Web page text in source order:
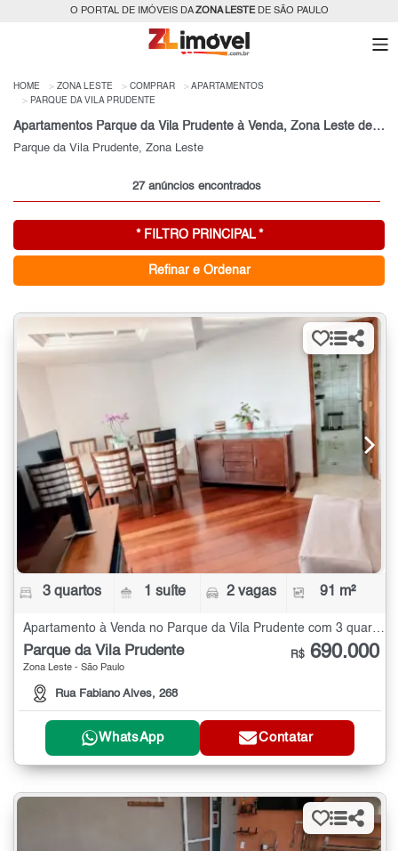
O PORTAL DE IMÓVEIS DAZONA LESTEDE SÃO PAULO
HOME ZONA LESTE COMPRAR
APARTAMENTOS
PARQUE DA VILA PRUDENTE
Apartamentos Parque da Vila Prudente à Venda, Zona Leste de São Paulo, SP
Parque da Vila Prudente, Zona Leste
27 anúncios encontrados
* FILTRO PRINCIPAL *
Refinar e Ordenar
3 quartos 1 suíte 2 vagas 91 m²
Parque da Vila Prudente
Zona Leste - São Paulo
Rua Fabiano Alves, 268
R$ 690.000
WhatsApp Contatar